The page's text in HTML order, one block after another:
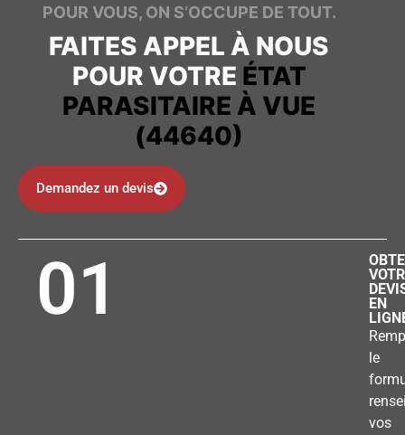
POUR VOUS, ON S’OCCUPE DE TOUT.
FAITES APPEL À NOUS
POUR VOTRE ÉTAT
PARASITAIRE À VUE
(44640)
Demandez un devis
01
EN
le
vos